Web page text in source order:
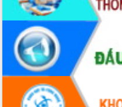
Tháo gỡ những vướng mắc, đẩy mạnh
công tác cải cách thủ tục hành chính
tại Trung tâm Phục vụ hành chính
công tỉnh
Đắk Lắk: Tôn vinh 46 giải pháp tại Hội
thi Sáng tạo Kỹ thuật 2024 - 2025
Đắk Lắk rà soát, điều chỉnh Đề án 190
về phát triển nuôi trồng thủy sản